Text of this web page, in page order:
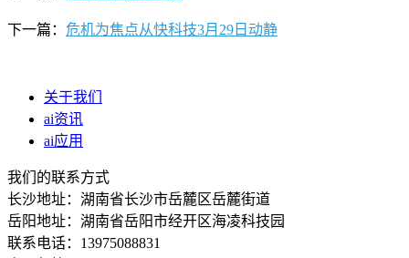
下一篇： 危机为焦点从快科技3月29日动静
关于我们
ai资讯
ai应用
我们的联系方式
长沙地址：湖南省长沙市岳麓区岳麓街道
岳阳地址：湖南省岳阳市经开区海凌科技园
联系电话：13975088831